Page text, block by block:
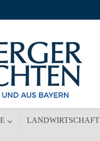
LANDWIRTSCHAFT